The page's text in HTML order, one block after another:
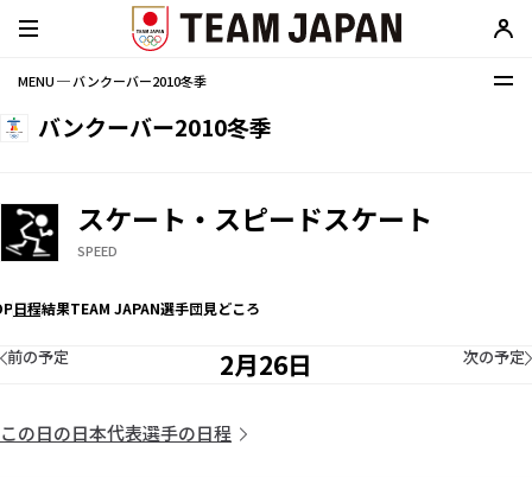
MENU ─ バンクーバー2010冬季
バンクーバー2010冬季
スケート・スピードスケート
SPEED
日程結果TEAM JAPAN選手団見どころ
2月26日
前の予定 次の予定
この日の日本代表選手の日程